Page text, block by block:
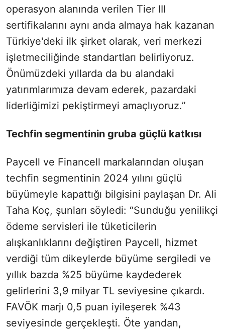
operasyon alanında verilen Tier III
sertifikalarını aynı anda almaya hak kazanan
Türkiye'deki ilk şirket olarak, veri merkezi
işletmeciliğinde standartları belirliyoruz.
Önümüzdeki yıllarda da bu alandaki
yatırımlarımıza devam ederek, pazardaki
liderliğimizi pekiştirmeyi amaçlıyoruz.”
Techfin segmentinin gruba güçlü katkısı
Paycell ve Financell markalarından oluşan
techfin segmentinin 2024 yılını güçlü
büyümeyle kapattığı bilgisini paylaşan Dr. Ali
Taha Koç, şunları söyledi: “Sunduğu yenilikçi
ödeme servisleri ile tüketicilerin
alışkanlıklarını değiştiren Paycell, hizmet
verdiği tüm dikeylerde büyüme sergiledi ve
yıllık bazda %25 büyüme kaydederek
gelirlerini 3,9 milyar TL seviyesine çıkardı.
FAVÖK marjı 0,5 puan iyileşerek %43
seviyesinde gerçekleşti. Öte yandan,